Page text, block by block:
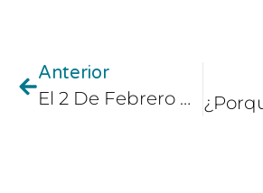
Anterior
El 2 De Febrero Cambia El Horario De Atención En Nuestras Instalaciones